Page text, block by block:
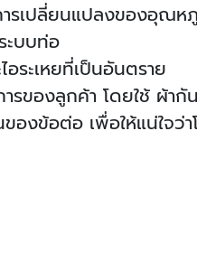
รเปลี่ยนแปลงของอุณห
ะบบท่อ
ระเหยที่เป็นอันตราย
รของลูกค้า โดยใช้ ผ้ากั
ข้อต่อ เพื่อให้แน่ใจว่า